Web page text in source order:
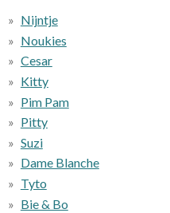
Nijntje
Noukies
Cesar
Kitty
Pim Pam
Pitty
Suzi
Dame Blanche
Tyto
Bie & Bo